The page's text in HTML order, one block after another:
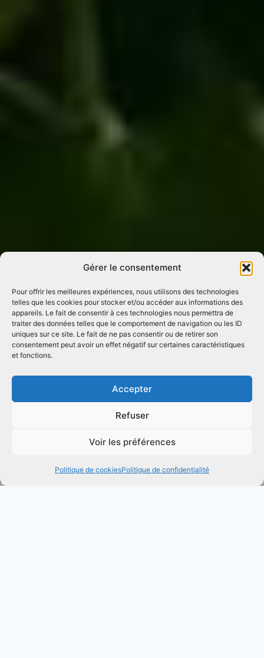
Gérer le consentement
Pour offrir les meilleures expériences, nous utilisons des technologies
telles que les cookies pour stocker et/ou accéder aux informations des
appareils. Le fait de consentir à ces technologies nous permettra de
traiter des données telles que le comportement de navigation ou les ID
uniques sur ce site. Le fait de ne pas consentir ou de retirer son
consentement peut avoir un effet négatif sur certaines caractéristiques
et fonctions.
Accepter
Refuser
Voir les préférences
Politique de cookiesPolitique de confidentialité